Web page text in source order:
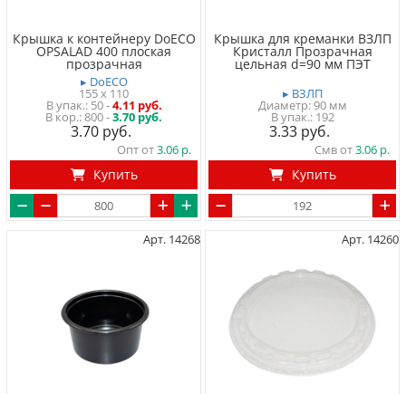
Крышка к контейнеру DoECO
OPSALAD 400 плоская
прозрачная
▸ DoECO
155 x 110
50-4.11 руб.
800 -3.70 руб.
3.70
Опт от3.06
Купить
Крышка для креманки ВЗЛП
Кристалл Прозрачная
цельная d=90 мм ПЭТ
▸ ВЗЛП
Диаметр: 90 мм
192
3.33
Смв от3.06
Купить
Арт. 14268 Арт. 14260